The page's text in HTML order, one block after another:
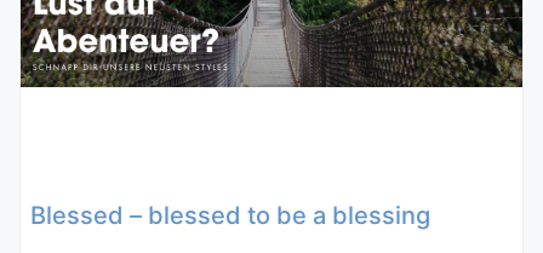
Blessed – blessed to be a blessing